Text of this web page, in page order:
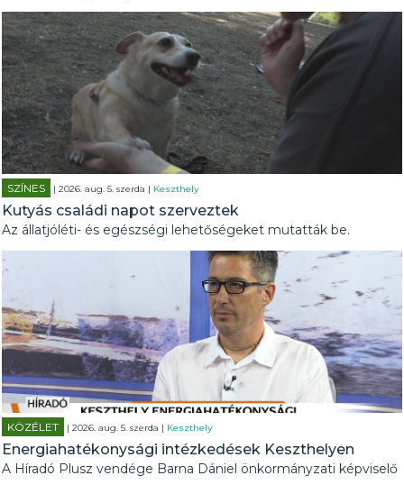
SZÍNES | 2026. aug. 5. szerda | Keszthely
Kutyás családi napot szerveztek
Az állatjóléti- és egészségi lehetőségeket mutatták be.
KÖZÉLET | 2026. aug. 5. szerda | Keszthely
Energiahatékonysági intézkedések Keszthelyen
A Híradó Plusz vendége Barna Dániel önkormányzati képviselő